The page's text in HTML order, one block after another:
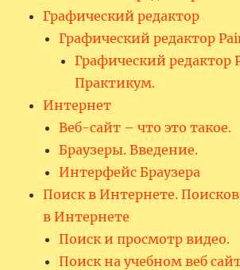
Графический редактор
Графический редактор
Графический редактор
Практикум.
Интернет
Веб-сайт – что это такое.
Браузеры. Введение.
Интерфейс Браузера
Поиск в Интернете.
в Интернете
Поиск и просмотр видео.
Поиск на учебном веб